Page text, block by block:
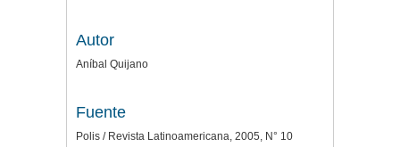
Autor
Aníbal Quijano
Fuente
Polis / Revista Latinoamericana, 2005, N° 10